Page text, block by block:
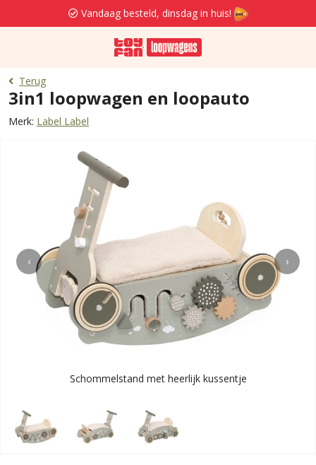
Vandaag besteld, dinsdag in huis!
Terug
3in1 loopwagen en loopauto
Merk: Label Label
‹ ›
Schommelstand met heerlijk kussentje